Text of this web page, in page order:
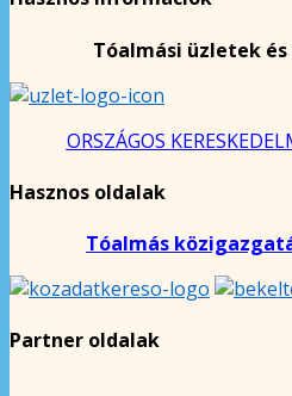
Tóalmási üzletek
ORSZÁGOS
Hasznos oldalak
Tóalmás
Partner oldalak